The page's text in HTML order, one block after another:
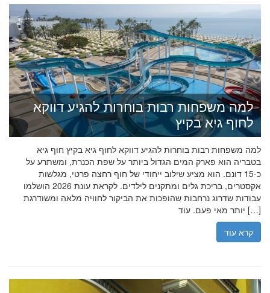
למה משפחות רבות בוחרות להגיע דווקא
לחוף גיא בקיץ
למה משפחות רבות בוחרות להגיע דווקא לחוף גיא בקיץ חוף גיא
בטבריה הוא פארק המים הגדול ביותר על שפת הכנרת, ומשתרע על
כ-15 דונם. הוא מציע שילוב ייחודי של חוף רחצה פרטי, מגלשות
אקסטרים, בריכת גלים ומתקנים לילדים. לקראת עונת 2026 הושלמו
עבודות שדרוג נרחבות שהופכות את הביקור לחוויה מלאה ומשודרגת
יותר מאי פעם. עוד […]
קרא עוד